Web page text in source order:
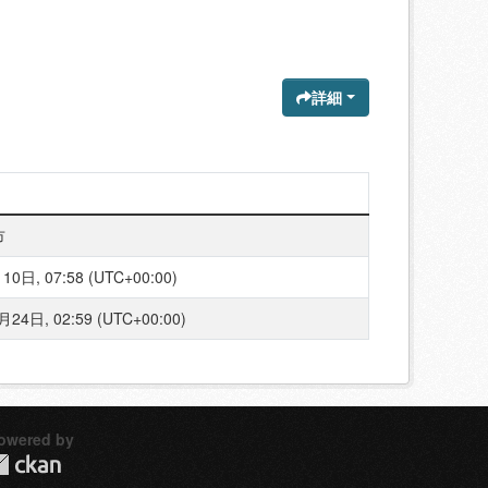
詳細
日, 07:58 (UTC+00:00)
24日, 02:59 (UTC+00:00)
by